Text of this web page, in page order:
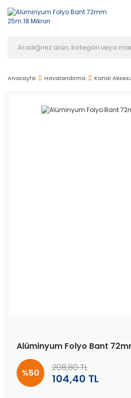
Anasayfa Havalandırma Kanal
Alüminyum Folyo Bant
%50 104,40 TL
208,80 TL